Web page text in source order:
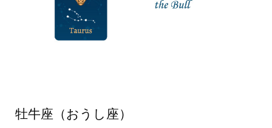
牡牛座（おうし座）